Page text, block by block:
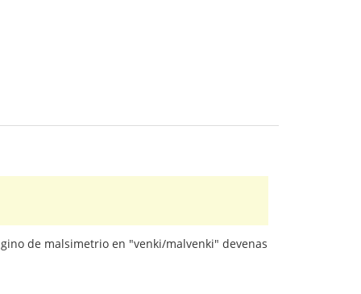
de malsimetrio en "venki/malvenki" devenas